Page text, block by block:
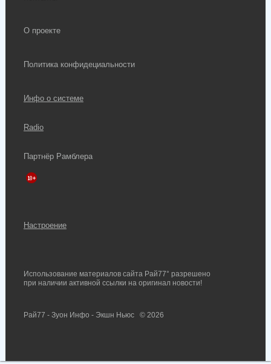
О проекте
Политика конфидециальности
Инфо о системе
Radio
Партнёр Рамблера
Настроение
Использование материалов сайта Рай77° разрешено
при наличии активной ссылки на оригинал новости!
Рай77 - Зуон Инфо - Экшн Ньюс © 2026